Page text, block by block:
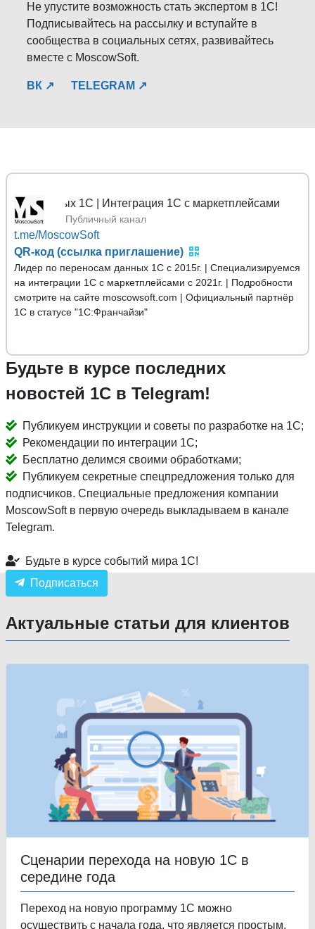
Не упустите возможность стать экспертом в 1С!
Подписывайтесь на рассылку и вступайте в
сообщества в социальных сетях, развивайтесь
вместе с MoscowSoft.
ВК ↗ TELEGRAM ↗
1С | Интеграция 1С с маркетплейсами
Публичный канал
t.me/MoscowSoft
QR-код (ссылка приглашение)
Лидер по переносам данных 1С с 2015г. | Специализируемся
на интеграции 1С с маркетплейсами с 2021г. | Подробности
смотрите на сайте moscowsoft.com | Официальный партнёр
1С в статусе "1С:Франчайзи"
Будьте в курсе последних
новостей 1С в Telegram!
Публикуем инструкции и советы по разработке на 1С;
Рекомендации по интеграции 1С;
Бесплатно делимся своими обработками;
Публикуем секретные спецпредложения только для
подписчиков. Специальные предложения компании
MoscowSoft в первую очередь выкладываем в канале
Telegram.
Будьте в курсе событий мира 1С!
Подписаться
Актуальные статьи для клиентов
Сценарии перехода на новую 1С в
середине года
Переход на новую программу 1С можно
осуществить с начала года, что является простым,